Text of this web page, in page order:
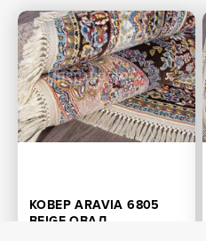
КОВЕР ARAVIA 6805
BEIGE ОВАЛ